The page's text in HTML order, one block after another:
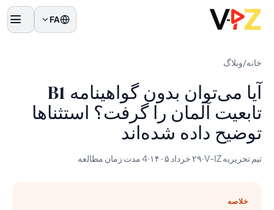
FA منو
خانه/وبلاگ
آیا می‌توان بدون گواهینامه B1
تابعیت آلمان را گرفت؟ استثناها
توضیح داده شده‌اند
تیم تحریریه V-IZ ·۲۹ خرداد ۱۴۰۵ ·4 مدت زمان مطالعه
خلاصه